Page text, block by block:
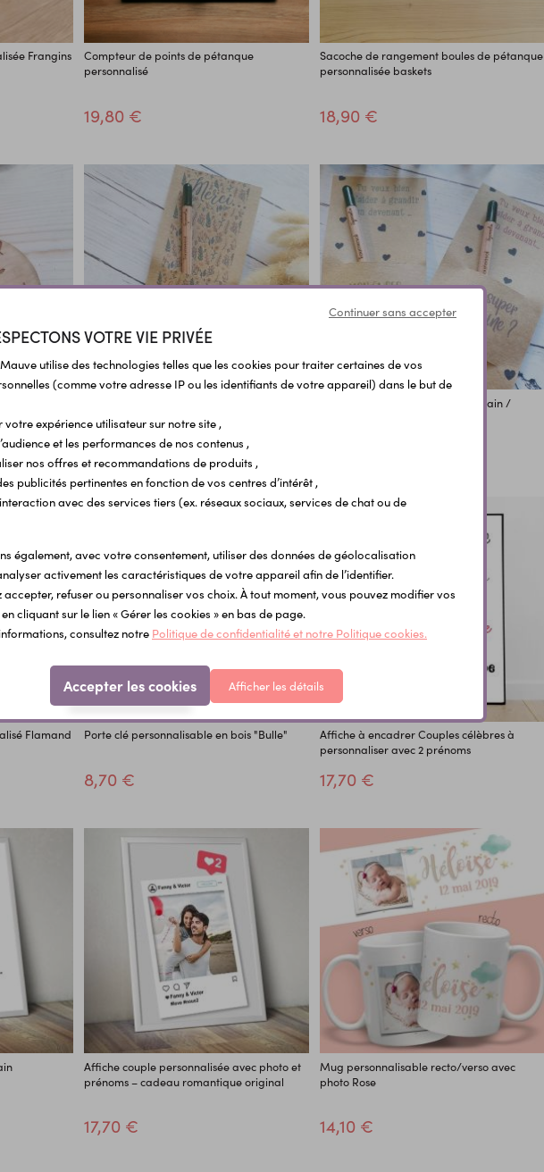
Frangins
Compteur de points de pétanque
personnalisé
19,80 €
Sacoche de rangement boules de pétanque
personnalisée baskets
18,90 €
bois |
grandir
8,40 €
Crayon à planter Demande parrain /
Flamand
Porte clé personnalisable en bois "Bulle"
8,70 €
Affiche à encadrer Couples célèbres à
personnaliser avec 2 prénoms
17,70 €
Affiche couple personnalisée avec photo et
prénoms – cadeau romantique original
17,70 €
Mug personnalisable recto/verso avec
photo Rose
14,10 €
Continuer sans accepter
VOTRE VIE PRIVÉE
utilise des technologies telles que les cookies pour traiter certaines de vos
(comme votre adresse IP ou les identifiants de votre appareil) dans le but de
votre expérience utilisateur sur notre site ,
et les performances de nos contenus ,
nos offres et recommandations de produits ,
publicités pertinentes en fonction de vos centres d’intérêt ,
avec des services tiers (ex. réseaux sociaux, services de chat ou de
également, avec votre consentement, utiliser des données de géolocalisation
activement les caractéristiques de votre appareil afin de l’identifier.
accepter, refuser ou personnaliser vos choix. À tout moment, vous pouvez modifier vos
cliquant sur le lien « Gérer les cookies » en bas de page.
consultez notre Politique de confidentialité et notre Politique cookies.
Accepter les cookies Afficher les détails